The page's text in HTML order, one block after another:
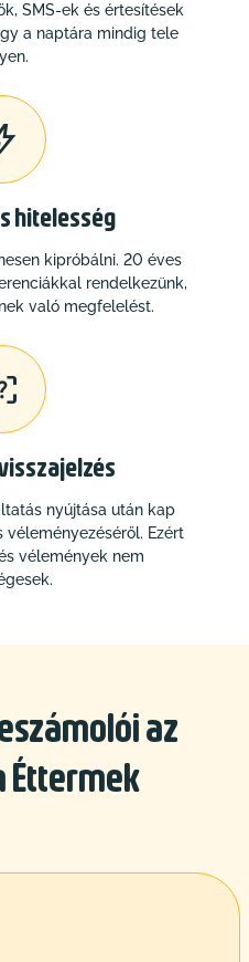
SMS-ek és értesítések
a naptára mindig tele
hitelesség
kipróbálni. 20 éves
rendelkezünk,
való megfelelést.
nyújtása után kap
Ezért
vélemények nem
az
Éttermek